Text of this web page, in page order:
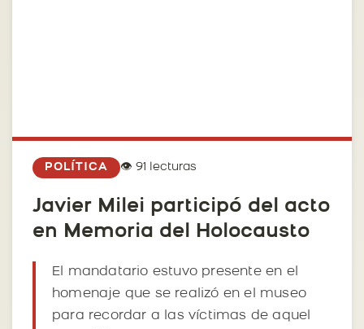
POLÍTICA 👁️ 91 lecturas
Javier Milei participó del acto
en Memoria del Holocausto
El mandatario estuvo presente en el
homenaje que se realizó en el museo
para recordar a las víctimas de aquel